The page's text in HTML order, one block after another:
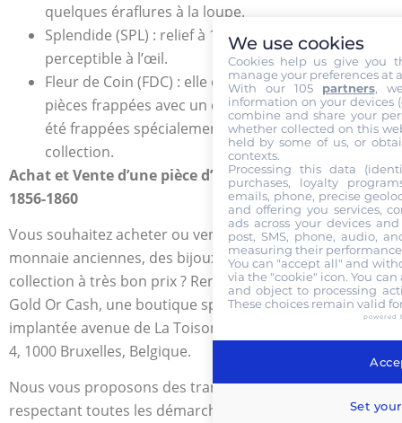
quelques éraflures à la loupe.
Splendide (SPL) : relief à 100% et aucun défaut
perceptible à l’œil.
Fleur de Coin (FDC) : elle classe les premières
pièces frappées avec un coin neuf, et celles qui ont
été frappées spécialement pour être des pièces de
collection.
Achat et Vente d’une pièce d’Or de 2000 Reis Pierre V
1856-1860
Vous souhaitez acheter ou vendre des pièces de
monnaie anciennes, des bijoux ou des pièces de
collection à très bon prix ? Rendez-vous directement à la
Gold Or Cash, une boutique spécialiste du rachat d’or, et
implantée avenue de La Toison D’or 40, ESPACE LOUISE
4, 1000 Bruxelles, Belgique.
Nous vous proposons des transactions légales,
respectant toutes les démarches du marché de la
We use cookies
Cookies help us give you
manage your preferences at
With our 105 partners,
information on your devices
combine and share your
whether collected on this
held by some of us, or
contexts.
Processing this data
purchases, loyalty
emails, phone, precise
and offering you services,
ads across your devices
post, SMS, phone, audio,
measuring their
You can "accept all" and
via the "cookie" icon. You
and object to processing
These choices remain valid
powered
Set